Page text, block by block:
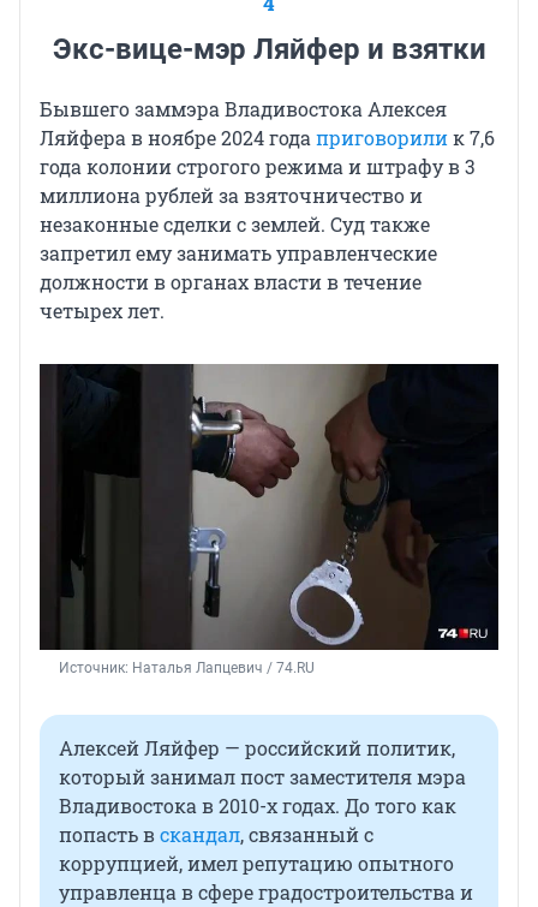
Экс-вице-мэр Ляйфер и взятки
Бывшего заммэра Владивостока Алексея
Ляйфера в ноябре 2024 года приговорилик 7,6
года колонии строгого режима и штрафу в 3
миллиона рублей за взяточничество и
незаконные сделки с землей. Суд также
запретил ему занимать управленческие
должности в органах власти в течение
четырех лет.
Источник: Наталья Лапцевич / 74.RU
Алексей Ляйфер — российский политик,
который занимал пост заместителя мэра
Владивостока в 2010-х годах. До того как
попасть вскандал, связанный с
коррупцией, имел репутацию опытного
управленца в сфере градостроительства и